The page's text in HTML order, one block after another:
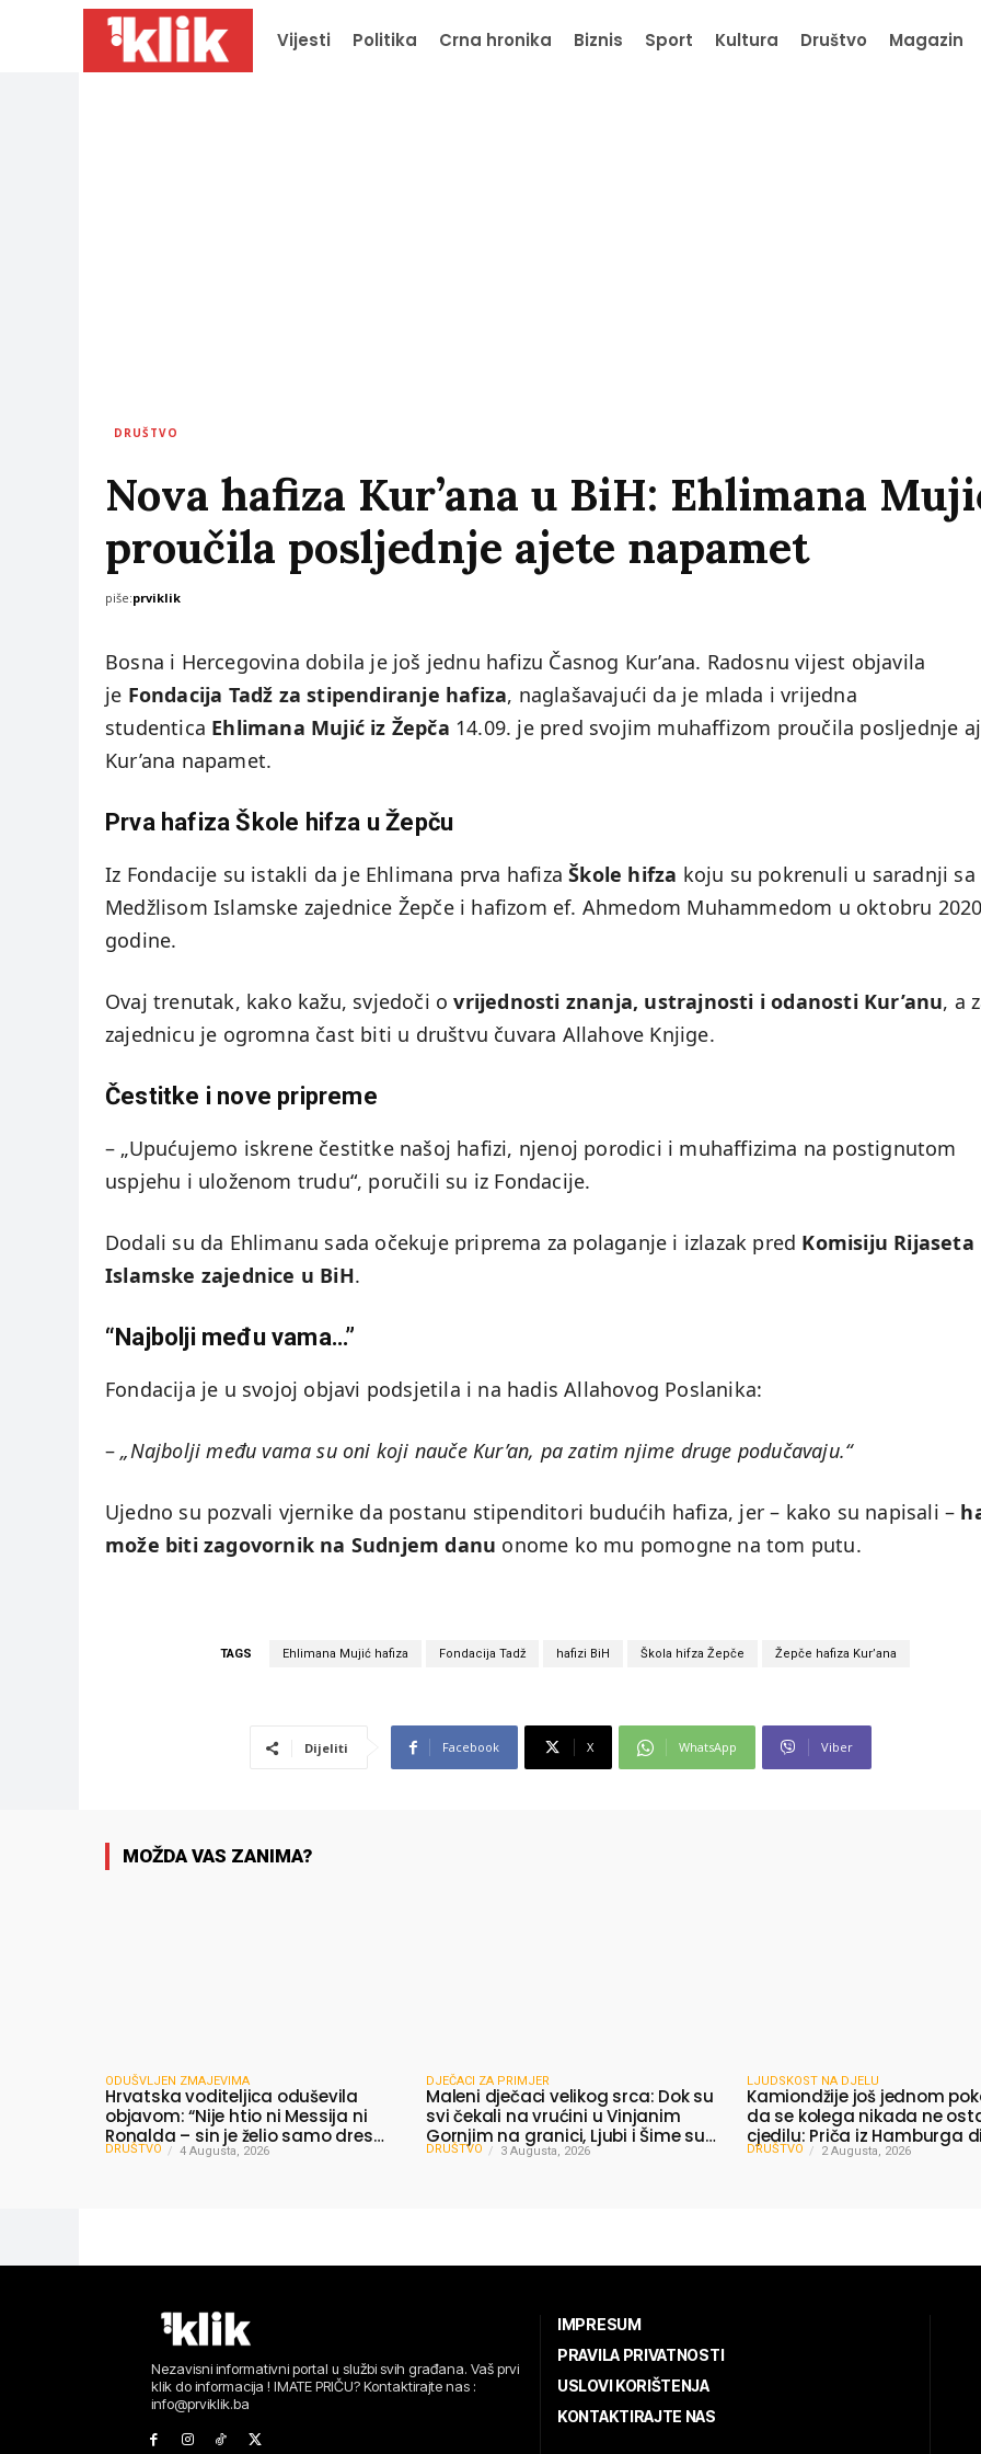
Vijesti Politika Crna hronika Biznis Sport Kultura Društvo Magazin
DRUŠTVO
Nova hafiza Kur’ana u BiH: Ehlimana
proučila posljednje ajete napamet
piše:prviklik
Bosna i Hercegovina dobila je još jednu hafizu Časnog Kur’ana. Radosnu vijest objavila
je Fondacija Tadž za stipendiranje hafiza, naglašavajući da je mlada i vrijedna
studentica Ehlimana Mujić iz Žepča 14.09. je pred svojim muhaffizom proučila posljednje
Kur’ana napamet.
Prva hafiza Škole hifza u Žepču
Iz Fondacije su istakli da je Ehlimana prva hafizaŠkole hifza koju su pokrenuli u saradnji sa
Medžlisom Islamske zajednice Žepče i hafizom ef. Ahmedom Muhammedom u oktobru
godine.
Ovaj trenutak, kako kažu, svjedoči ovrijednosti znanja, ustrajnosti i odanosti Kur’anu, a
zajednicu je ogromna čast biti u društvu čuvara Allahove Knjige.
Čestitke i nove pripreme
– „Upućujemo iskrene čestitke našoj hafizi, njenoj porodici i muhaffizima na postignutom
uspjehu i uloženom trudu“, poručili su iz Fondacije.
Dodali su da Ehlimanu sada očekuje priprema za polaganje i izlazak pred Komisiju Rijaseta
Islamske zajednice u BiH.
“Najbolji među vama…”
Fondacija je u svojoj objavi podsjetila i na hadis Allahovog Poslanika:
–„Najbolji među vama su oni koji nauče Kur’an, pa zatim njime druge podučavaju.“
Ujedno su pozvali vjernike da postanu stipenditori budućih hafiza, jer – kako su napisali –
može biti zagovornik na Sudnjem danu onome ko mu pomogne na tom putu.
TAGS Ehlimana Mujić hafiza Fondacija Tadž hafizi BiH Škola hifza Žepče Žepče hafiza Kur’ana
Dijeliti Facebook X WhatsApp Viber
MOŽDA VAS ZANIMA?
ODUŠVLJEN ZMAJEVIMA
Hrvatska voditeljica oduševila
objavom: “Nije htio ni Messija ni
Ronalda – sin je želio samo dres
Bosne”
DRUŠTVO 4 Augusta, 2026
DJEČACI ZA PRIMJER
Maleni dječaci velikog srca: Dok su
svi čekali na vrućini u Vinjanim
Gornjim na granici, Ljubi i Šime su
dijelili vodu putnicima
DRUŠTVO 3 Augusta, 2026
LJUDSKOST NA DJELU
Kamiondžije još jednom
da se kolega nikada ne
cjedilu: Priča iz Hamburga
mnoge
DRUŠTVO 2 Augusta, 2026
Nezavisni informativni portal u službi svih građana. Vaš prvi
klik do informacija ! IMATE PRIČU? Kontaktirajte nas :
info@prviklik.ba
IMPRESUM
PRAVILA PRIVATNOSTI
USLOVI KORIŠTENJA
KONTAKTIRAJTE NAS